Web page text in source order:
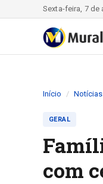
Sexta-feira, 7
Início Notícias
GERAL
com